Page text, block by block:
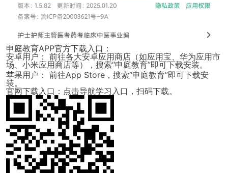
申庭教育APP官方下载入口：
安卓用户： 前往各大安卓应用商店（如应用宝、华为应用市
场、小米应用商店等），搜索“申庭教育”即可下载安装。
苹果用户： 前往App Store，搜索“申庭教育”即可下载安
装。
官网下载入口： 点击导航学习入口，扫码下载。